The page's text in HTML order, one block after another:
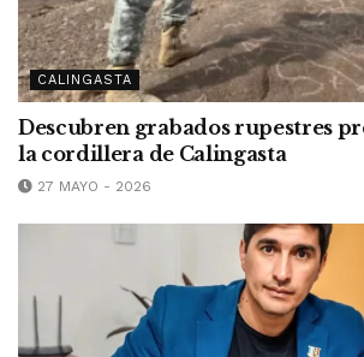
CALINGASTA
Descubren grabados rupestres
la cordillera de Calingasta
27 MAYO - 2026